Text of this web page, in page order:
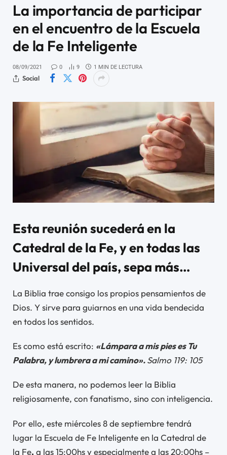
La importancia de participar
en el encuentro de la Escuela
de la Fe Inteligente
08/09/2021 0 9 1 MIN DE LECTURA
Social
Esta reunión sucederá en la
Catedral de la Fe, y en todas las
Universal del país, sepa más…
La Biblia trae consigo los propios pensamientos de
Dios. Y sirve para guiarnos en una vida bendecida
en todos los sentidos.
Es como está escrito: «Lámpara a mis pies es Tu
Palabra, y lumbrera a mi camino».Salmo 119: 105
De esta manera, no podemos leer la Biblia
religiosamente, con fanatismo, sino con inteligencia.
Por ello, este miércoles 8 de septiembre tendrá
lugar la Escuela de Fe Inteligente en la Catedral de
la Fe, a las 15:00hs y especialmente a las 20:00hs –